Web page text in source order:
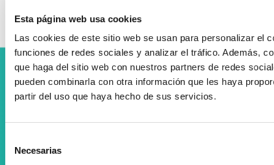
Esta página web usa cookies
Las cookies de este sitio web se usan para personalizar el
funciones de redes sociales y analizar el tráfico. Además,
que haga del sitio web con nuestros partners de redes
pueden combinarla con otra información que les haya
partir del uso que haya hecho de sus servicios.
Necesarias
Colaboramos con el Departamento Vasco de Salud